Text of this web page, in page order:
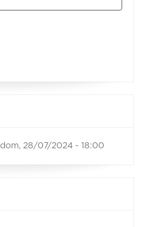
dom, 28/07/2024 - 18:00